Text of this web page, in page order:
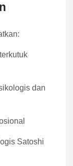
dan
Satoshi